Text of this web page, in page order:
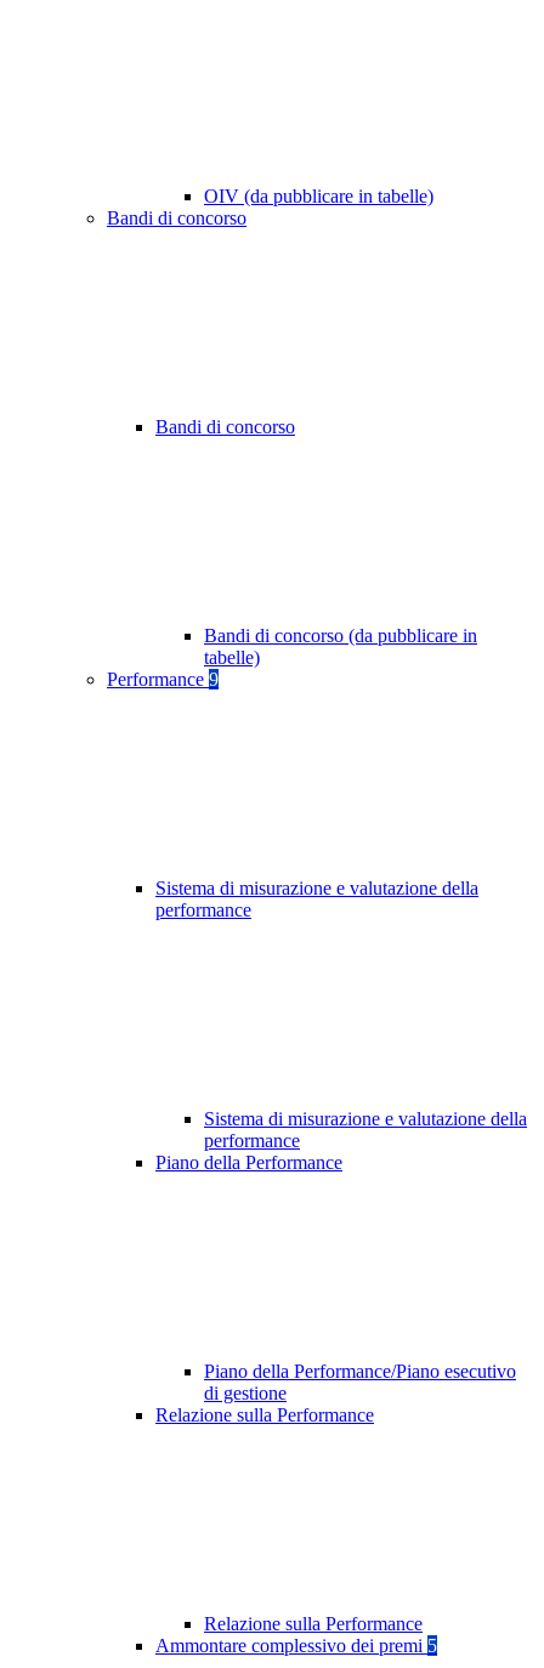
OIV (da pubblicare in tabelle)
Bandi di concorso
Bandi di concorso
Bandi di concorso (da pubblicare in
tabelle)
Performance 9
Sistema di misurazione e valutazione della
performance
Sistema di misurazione e valutazione della
performance
Piano della Performance
Piano della Performance/Piano esecutivo
di gestione
Relazione sulla Performance
Relazione sulla Performance
Ammontare complessivo dei premi 5